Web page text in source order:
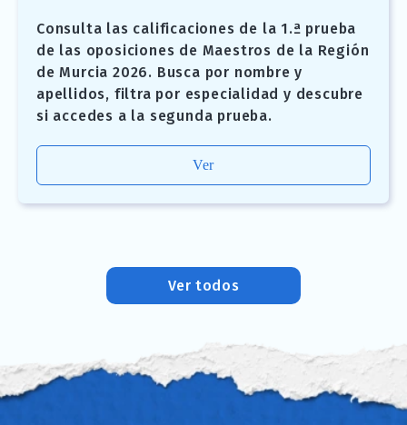
Consulta las calificaciones de la 1.ª prueba
de las oposiciones de Maestros de la Región
de Murcia 2026. Busca por nombre y
apellidos, filtra por especialidad y descubre
si accedes a la segunda prueba.
Ver
Ver todos